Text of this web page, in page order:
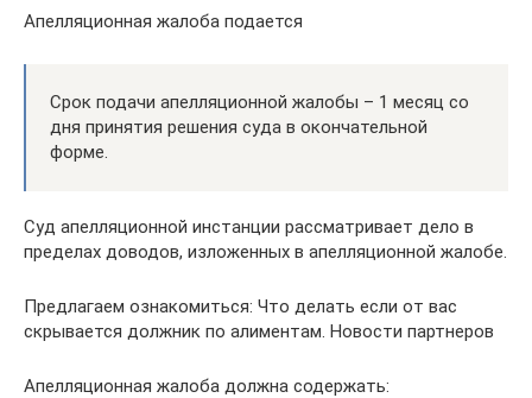
Апелляционная жалоба подается
Срок подачи апелляционной жалобы – 1 месяц со
дня принятия решения суда в окончательной
форме.
Суд апелляционной инстанции рассматривает дело в
пределах доводов, изложенных в апелляционной жалобе.
Предлагаем ознакомиться: Что делать если от вас
скрывается должник по алиментам. Новости партнеров
Апелляционная жалоба должна содержать: